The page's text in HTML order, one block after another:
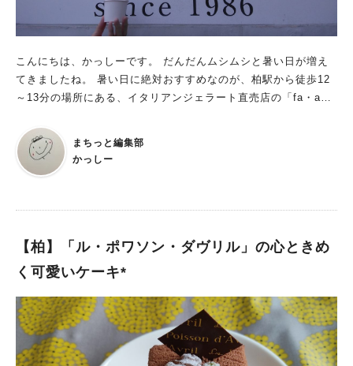
こんにちは、かっしーです。 だんだんムシムシと暑い日が増え
てきましたね。 暑い日に絶対おすすめなのが、柏駅から徒歩12
～13分の場所にある、イタリアンジェラート直売店の「fa・a~i
まちっと編集部
かっしー
【柏】「ル・ポワソン・ダヴリル」の心ときめ
く可愛いケーキ*